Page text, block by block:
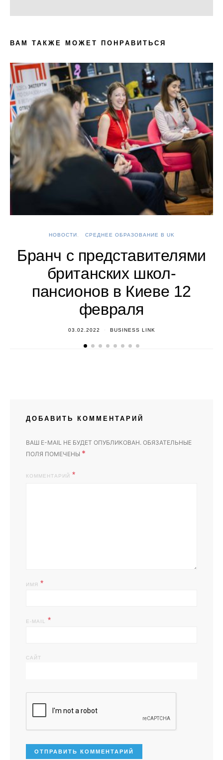
ВАМ ТАКЖЕ МОЖЕТ ПОНРАВИТЬСЯ
НОВОСТИ СРЕДНЕЕ ОБРАЗОВАНИЕ В UK
Бранч с представителями
британских школ-
пансионов в Киеве 12
февраля
03.02.2022 BUSINESS LINK
ДОБАВИТЬ КОММЕНТАРИЙ
ВАШ E-MAIL НЕ БУДЕТ ОПУБЛИКОВАН. ОБЯЗАТЕЛЬНЫЕ
ПОЛЯ ПОМЕЧЕНЫ *
КОММЕНТАРИЙ
ИМЯ *
E-MAIL *
САЙТ